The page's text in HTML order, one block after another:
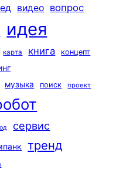
видео вопрос
идея
карта книга
концепт
музыка поиск проект
сервис
тренд